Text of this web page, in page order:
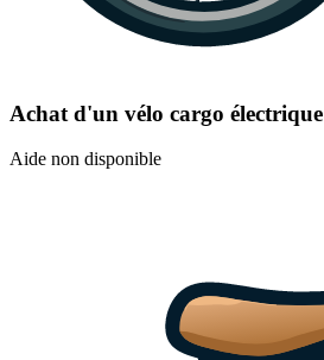
Achat d'un vélo cargo électrique
Aide non disponible